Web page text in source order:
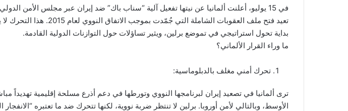
في 15 يوليو، أعلنت ألمانيا عن نيتها تفعيل آلية “سناب باك” ضد إيران عبر مجلس الأمن
تعيد فتح ملف العقوبات الشاملة التي جُمّدت
بداية تحول استراتيجي في تموضع برلين، ويثير تساؤلات حول التوازنات الدولية القادمة.
ما وراء القرار الألماني؟
تحرك أمني مغلف بالدبلوماسية:
ترى ألمانيا في تصعيد إيران لبرنامجها النووي وتورطها في دعم أذرع مسلحة إقليمية تهديداً
الأوسط، وبالتالي لأمن أوروبا. برلين لا تنتظر ضربة نووية، لكنها تتحرك ضد ما تعتبره